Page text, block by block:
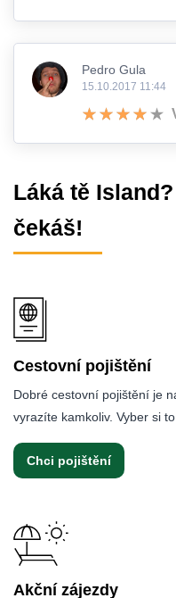
Pedro Gula
15.10.2017 11:44
Láká tě
čekáš!
Cestovní pojištění
Dobré cestovní pojištění je
vyrazíte kamkoliv. Vyber si
Chci pojištění
Akční zájezdy